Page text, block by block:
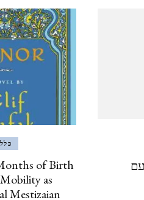
ינואר, 2020
איסטנבול, טורקיה, 2019
ISTANBUL, TURKEY
BARCELONA
כרתים, אוקטובר, 2018 CRETE
of Birth
as
Mestizaian